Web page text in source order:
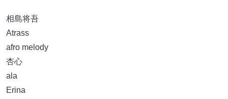
相島将吾
Atrass
afro melody
杏心
ala
Erina